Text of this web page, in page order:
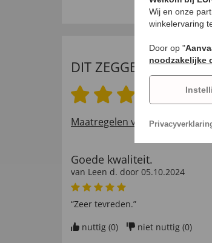
DIT ZEGGEN ONZE
5.0
Maatregelen voor het
Goede kwaliteit.
van Leen d. door 05.10.2024
“Zeer tevreden.”
nuttig (0) niet nuttig (0)
Wij en onze
winkelervaring
Door op "
noodzakelijke